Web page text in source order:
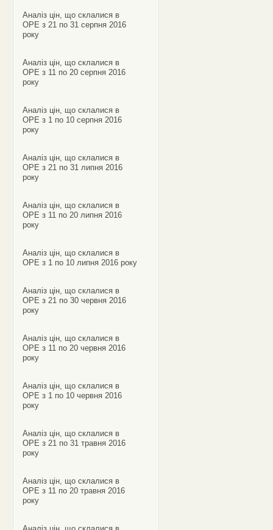
Аналіз цін, що склалися в
ОРЕ з 21 по 31 серпня 2016
року
Аналіз цін, що склалися в
ОРЕ з 11 по 20 серпня 2016
року
Аналіз цін, що склалися в
ОРЕ з 1 по 10 серпня 2016
року
Аналіз цін, що склалися в
ОРЕ з 21 по 31 липня 2016
року
Аналіз цін, що склалися в
ОРЕ з 11 по 20 липня 2016
року
Аналіз цін, що склалися в
ОРЕ з 1 по 10 липня 2016 року
Аналіз цін, що склалися в
ОРЕ з 21 по 30 червня 2016
року
Аналіз цін, що склалися в
ОРЕ з 11 по 20 червня 2016
року
Аналіз цін, що склалися в
ОРЕ з 1 по 10 червня 2016
року
Аналіз цін, що склалися в
ОРЕ з 21 по 31 травня 2016
року
Аналіз цін, що склалися в
ОРЕ з 11 по 20 травня 2016
року